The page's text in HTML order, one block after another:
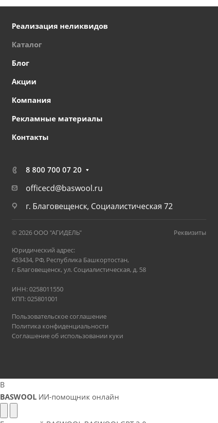
Реализация неликвидов
Каталог
Блог
Акции
Компания
Рекламные материалы
Контакты
8 800 700 07 20
officecd@baswool.ru
г. Благовещенск, Социалистическая 72
© 2026 ООО "АГИДЕЛЬ"
Реквизиты
Юридический адрес:
453434, РФ, Республика Башкортостан,
г. Благовещенск, ул. Социалистическая, д. 58
ИНН: 0258011550
КПП: 025801001
Пользовательское соглашение
Политика конфиденциальности
Соглашение об использовании куки
B
BASWOOL ИИ-помощник онлайн